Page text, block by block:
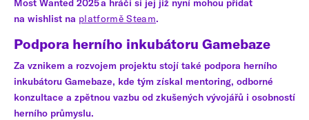
na wishlist na platformě Steam.
Podpora herního inkubátoru Gamebaze
Za vznikem a rozvojem projektu stojí také podpora herního
inkubátoru Gamebaze, kde tým získal mentoring, odborné
konzultace a zpětnou vazbu od zkušených vývojářů i osobností
herního průmyslu.